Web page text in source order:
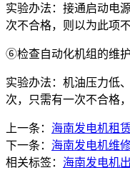
实验办法：接通启动电
次不合格，则以为此项不
⑥检查自动化机组的维
实验办法：机油压力低
次，只需有一次不合格
上一条： 海南发电机租
下一条： 海南发电机维
相关标签： 海南发电机